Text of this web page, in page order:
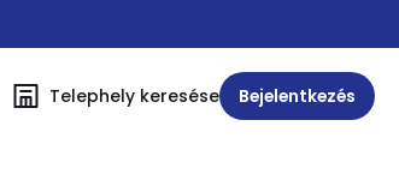
Telephely keresése Bejelentkezés